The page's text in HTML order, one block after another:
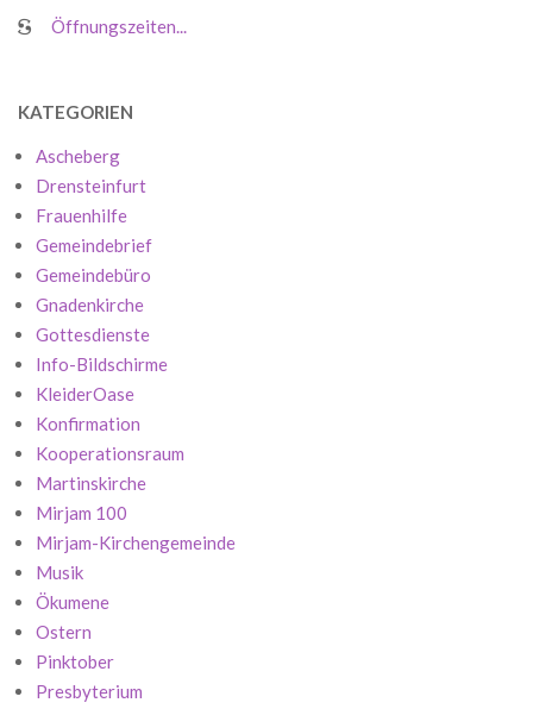
Öffnungszeiten...
KATEGORIEN
Ascheberg
Drensteinfurt
Frauenhilfe
Gemeindebrief
Gemeindebüro
Gnadenkirche
Gottesdienste
Info-Bildschirme
KleiderOase
Konfirmation
Kooperationsraum
Martinskirche
Mirjam 100
Mirjam-Kirchengemeinde
Musik
Ökumene
Ostern
Pinktober
Presbyterium